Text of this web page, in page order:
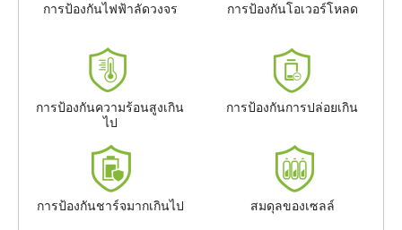
การป้องกันไฟฟ้าลัดวงจร การป้องกันโอเวอร์โหลด
การป้องกันความร้อนสูงเกิน
ไป
การป้องกันการปล่อยเกิน
การป้องกันชาร์จมากเกินไป สมดุลของเซลล์